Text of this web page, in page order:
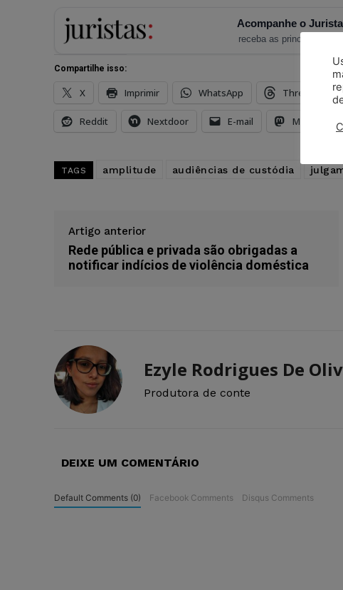
Acompanhe o
receba as principais
Compartilhe isso:
X Imprimir WhatsApp Threads
Reddit Nextdoor E-mail Mastodon
TAGS amplitude audiências de custódia
Artigo anterior
Rede pública e privada são obrigadas a
notificar indícios de violência doméstica
Ezyle Rodrigues De
Produtora de conte
DEIXE UM COMENTÁRIO
Default Comments (0) Facebook Comments Disqus Comments